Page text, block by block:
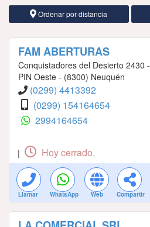
Ordenar por distancia
FAM ABERTURAS
Conquistadores del Desierto 2430 -
PIN Oeste - (8300) Neuquén
(0299) 4413392
(0299) 154164654
2994164654
| Hoy cerrado.
Llamar WhatsApp Web Compartir